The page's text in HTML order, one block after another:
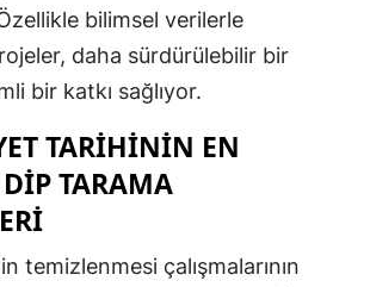
Özellikle bilimsel verilerle
daha sürdürülebilir bir
bir katkı sağlıyor.
TARIHININ EN
TARAMA
temizlenmesi çalışmalarının